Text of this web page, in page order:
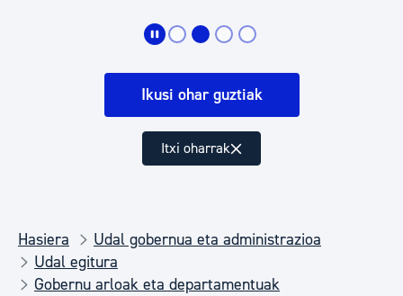
Ikusi ohar guztiak
Itxi oharrak
Hasiera
Udal gobernua eta administrazioa
Udal egitura
Gobernu arloak eta departamentuak